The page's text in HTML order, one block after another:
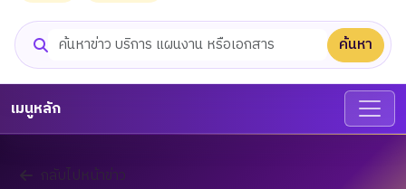
ค้นหาเว็บไซต์ ค้นหา
เมนูหลัก
กลับไปหน้าข่าว